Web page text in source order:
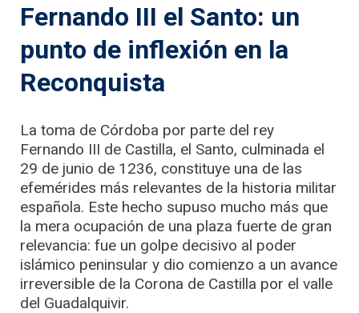
Fernando III el Santo: un
punto de inflexión en la
Reconquista
La toma de Córdoba por parte del rey
Fernando III de Castilla, el Santo, culminada el
29 de junio de 1236, constituye una de las
efemérides más relevantes de la historia militar
española. Este hecho supuso mucho más que
la mera ocupación de una plaza fuerte de gran
relevancia: fue un golpe decisivo al poder
islámico peninsular y dio comienzo a un avance
irreversible de la Corona de Castilla por el valle
del Guadalquivir.